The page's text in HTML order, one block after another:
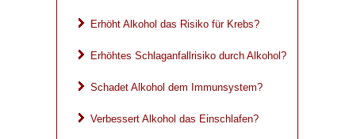
Erhöht Alkohol das Risiko für Krebs?
Erhöhtes Schlaganfallrisiko durch Alkohol?
Schadet Alkohol dem Immunsystem?
Verbessert Alkohol das Einschlafen?